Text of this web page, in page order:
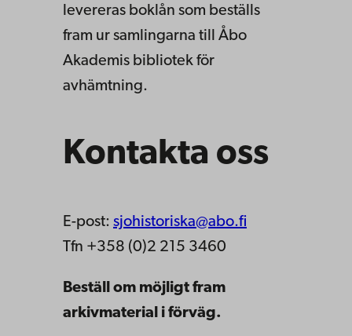
levereras boklån som beställs
fram ur samlingarna till Åbo
Akademis bibliotek för
avhämtning.
Kontakta oss
E-post: sjohistoriska@abo.fi
Tfn +358 (0)2 215 3460
Beställ om möjligt fram
arkivmaterial i förväg.